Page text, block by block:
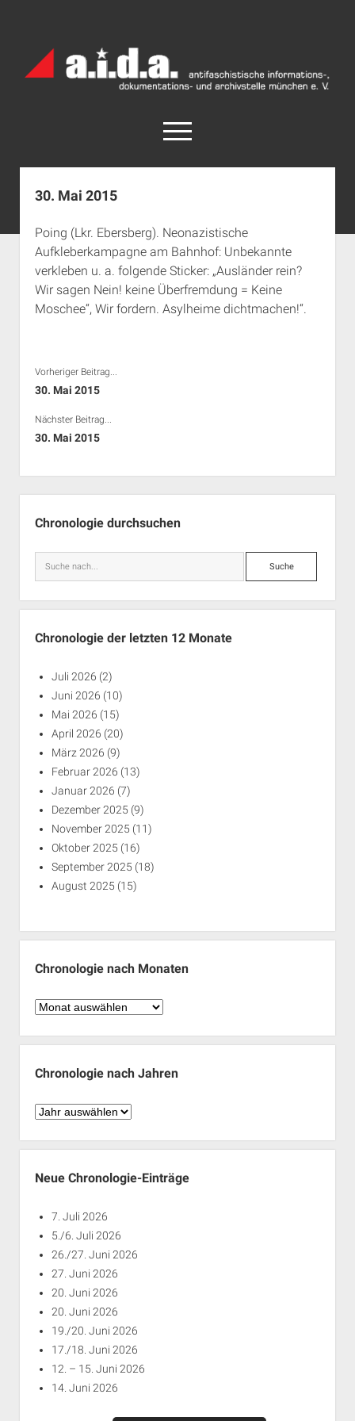
Archiv
München
open
menu
facebook
rss info@aida-archiv.de
Aktuelles
Termine
open
dropdown
menu
Antifaschistische Termine im Süden
Antifaschistische Termine in München
Chronologie
Das Archiv
open
30. Mai 2015
Poing (Lkr. Ebersberg). Neonazistische
Aufkleberkampagne am Bahnhof: Unbekannte
verkleben u. a. folgende Sticker: „Ausländer rein?
Wir sagen Nein! keine Überfremdung = Keine
Moschee“, Wir fordern. Asylheime dichtmachen!“.
Vorheriger Beitrag...
30. Mai 2015
Nächster Beitrag...
30. Mai 2015
Chronologie durchsuchen
Suche
Chronologie der letzten 12 Monate
Juli 2026 (2)
Juni 2026 (10)
Mai 2026 (15)
April 2026 (20)
März 2026 (9)
Februar 2026 (13)
Januar 2026 (7)
Dezember 2025 (9)
November 2025 (11)
Oktober 2025 (16)
September 2025 (18)
August 2025 (15)
Chronologie nach Monaten
Chronologie
Monaten
Chronologie nach Jahren
Chronologie
Jahren
Neue Chronologie-Einträge
7. Juli 2026
5./6. Juli 2026
26./27. Juni 2026
27. Juni 2026
20. Juni 2026
20. Juni 2026
19./20. Juni 2026
17./18. Juni 2026
12. – 15. Juni 2026
14. Juni 2026